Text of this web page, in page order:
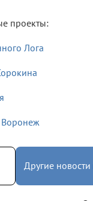
проекты:
Лога
Другие новости